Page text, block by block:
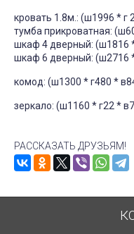
кровать 1.8м.: (ш1996 * г
тумба прикроватная:
шкаф 4 дверный: (ш1816
шкаф 6 дверный: (ш2716
комод: (ш1300 * г480 *
зеркало: (ш1160 * г22 *
РАССКАЗАТЬ ДРУЗЬЯМ!